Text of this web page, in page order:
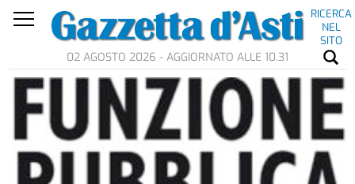
RICERCA
NEL
SITO
02 AGOSTO 2026 - AGGIORNATO ALLE 10.31